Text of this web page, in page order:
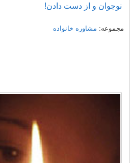
نوجوان و از دست دادن!
مجموعه: مشاوره خانواده